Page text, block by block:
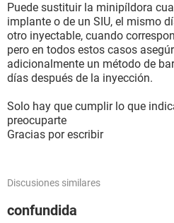
Puede sustituir la minipíldora
implante o de un SIU, el mismo
otro inyectable, cuando
pero en todos estos casos
adicionalmente un método de
días después de la inyección.
Solo hay que cumplir lo que
preocuparte
Gracias por escribir
Discusiones similares
confundida